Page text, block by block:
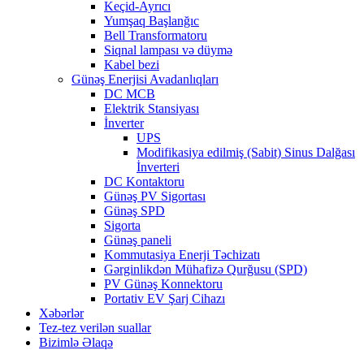
Keçid-Ayrıcı
Yumşaq Başlanğıc
Bell Transformatoru
Siqnal lampası və düymə
Kabel bezi
Günəş Enerjisi Avadanlıqları
DC MCB
Elektrik Stansiyası
İnverter
UPS
Modifikasiya edilmiş (Sabit) Sinus Dalğası
İnverteri
DC Kontaktoru
Günəş PV Sigortası
Günəş SPD
Sigorta
Günəş paneli
Kommutasiya Enerji Təchizatı
Gərginlikdən Mühafizə Qurğusu (SPD)
PV Günəş Konnektoru
Portativ EV Şarj Cihazı
Xəbərlər
Tez-tez verilən suallar
Bizimlə Əlaqə